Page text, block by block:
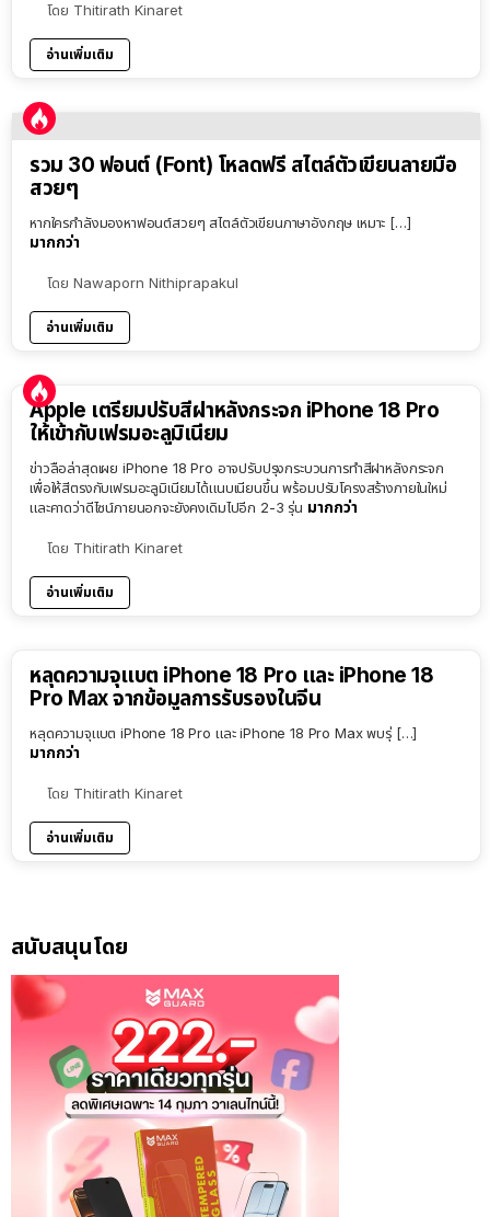
โดย Thitirath Kinaret
อ่านเพิ่มเติม
รวม 30 ฟอนต์ (Font) โหลดฟรี สไตล์ตัวเขียนลายมือ
สวยๆ
หากใครกำลังมองหาฟอนต์สวยๆ สไตล์ตัวเขียนภาษาอังกฤษ เหมาะ […]
มากกว่า
โดย Nawaporn Nithiprapakul
อ่านเพิ่มเติม
Apple เตรียมปรับสีฝาหลังกระจก iPhone 18 Pro
ให้เข้ากับเฟรมอะลูมิเนียม
ข่าวลือล่าสุดเผย iPhone 18 Pro อาจปรับปรุงกระบวนการทำสีฝาหลังกระจก
เพื่อให้สีตรงกับเฟรมอะลูมิเนียมได้แนบเนียนขึ้น พร้อมปรับโครงสร้างภายในใหม่
และคาดว่าดีไซน์ภายนอกจะยังคงเดิมไปอีก 2-3 รุ่น มากกว่า
โดย Thitirath Kinaret
อ่านเพิ่มเติม
หลุดความจุแบต iPhone 18 Pro และ iPhone 18
Pro Max จากข้อมูลการรับรองในจีน
หลุดความจุแบต iPhone 18 Pro และ iPhone 18 Pro Max พบรุ่ […]
มากกว่า
โดย Thitirath Kinaret
อ่านเพิ่มเติม
สนับสนุนโดย